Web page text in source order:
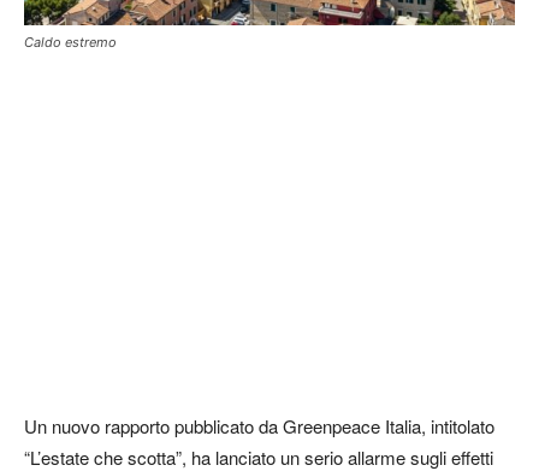
Caldo estremo
Un nuovo rapporto pubblicato da Greenpeace Italia, intitolato
“L’estate che scotta”, ha lanciato un serio allarme sugli effetti